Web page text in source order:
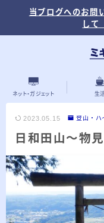
当ブログへのお問
して
「浅
3月～
2026.03.30
ネット・ガジェット 生
2023.05.15 登山・ハ
日和田山～物